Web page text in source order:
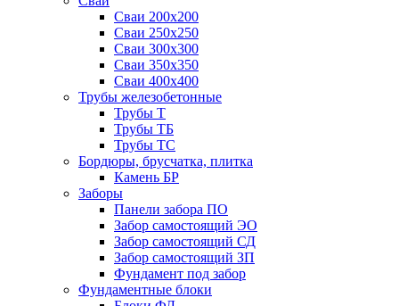
Сваи 200х200
Сваи 250х250
Сваи 300х300
Сваи 350х350
Сваи 400х400
Трубы железобетонные
Трубы Т
Трубы ТБ
Трубы ТС
Бордюры, брусчатка, плитка
Камень БР
Заборы
Панели забора ПО
Забор самостоящий ЭО
Забор самостоящий СД
Забор самостоящий ЗП
Фyндамент под забор
Фундаментные блоки